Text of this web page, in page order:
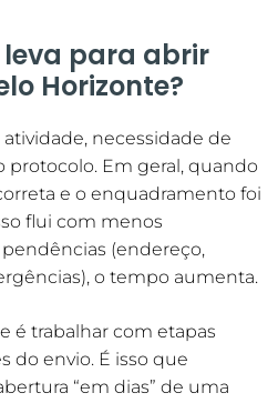
para abrir
Horizonte?
necessidade de
protocolo. Em geral, quando
e o enquadramento foi
flui com menos
(endereço,
o tempo aumenta.
é trabalhar com etapas
do envio. É isso que
“em dias” de uma